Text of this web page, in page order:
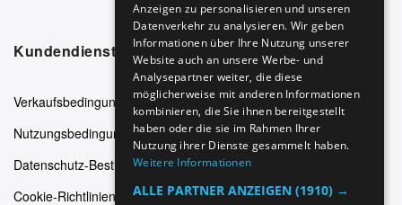
Kundendienst
Verkaufsbedingungen
Nutzungsbedingungen
Datenschutz-Bestimmungen
Cookie-Richtlinien
ITALIAN
SPANISH
Anzeigen zu personalisieren und unseren
Datenverkehr zu analysieren. Wir geben
Informationen über Ihre Nutzung unserer
Website auch an unsere Werbe- und
Analysepartner weiter, die diese
möglicherweise mit anderen Informationen
kombinieren, die Sie ihnen bereitgestellt
haben oder die sie im Rahmen Ihrer
Nutzung ihrer Dienste gesammelt haben.
Weitere Informationen
ALLE PARTNER ANZEIGEN (1910) →